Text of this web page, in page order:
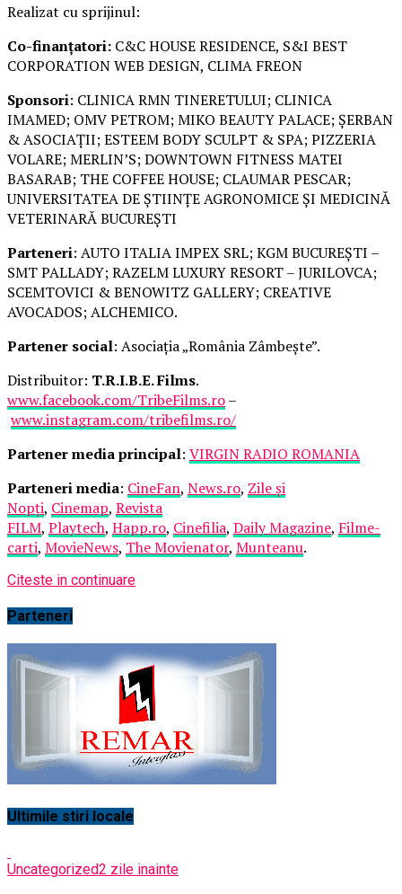
Realizat cu sprijinul:
Co-finanțatori: C&C HOUSE RESIDENCE, S&I BEST
CORPORATION WEB DESIGN, CLIMA FREON
Sponsori: CLINICA RMN TINERETULUI; CLINICA
IMAMED; OMV PETROM; MIKO BEAUTY PALACE; ȘERBAN
& ASOCIAȚII; ESTEEM BODY SCULPT & SPA; PIZZERIA
VOLARE; MERLIN’S; DOWNTOWN FITNESS MATEI
BASARAB; THE COFFEE HOUSE; CLAUMAR PESCAR;
UNIVERSITATEA DE ȘTIINȚE AGRONOMICE ȘI MEDICINĂ
VETERINARĂ BUCUREȘTI
Parteneri: AUTO ITALIA IMPEX SRL; KGM BUCUREȘTI –
SMT PALLADY; RAZELM LUXURY RESORT – JURILOVCA;
SCEMTOVICI & BENOWITZ GALLERY; CREATIVE
AVOCADOS; ALCHEMICO.
Partener social: Asociația „România Zâmbește”.
Distribuitor: T.R.I.B.E. Films.
www.facebook.com/TribeFilms.ro–
www.instagram.com/tribefilms.ro/
Partener media principal: VIRGIN RADIO ROMANIA
Parteneri media: CineFan, News.ro, Zile și
Nopți, Cinemap, Revista
FILM, Playtech, Happ.ro, Cinefilia, Daily Magazine, Filme-
carti, MovieNews, The Movienator, Munteanu.
Citeste in continuare
Parteneri
Ultimile stiri locale
Uncategorized2 zile inainte